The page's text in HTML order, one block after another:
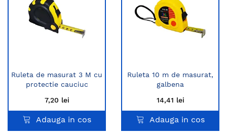
Ruleta de masurat 3 M cu
protectie cauciuc
7,20 lei
Adauga in cos
Ruleta 10 m de masurat,
galbena
14,41 lei
Adauga in cos